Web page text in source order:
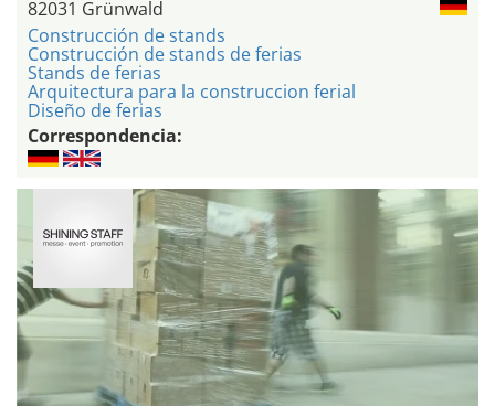
82031 Grünwald
Construcción de stands
Construcción de stands de ferias
Stands de ferias
Arquitectura para la construccion ferial
Diseño de ferias
Correspondencia: